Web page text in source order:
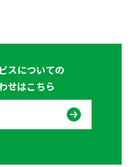
スについての
せはこちら